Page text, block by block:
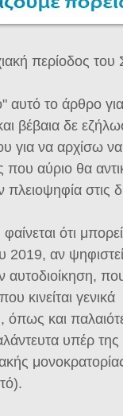
περίοδος του
αυτό το άρθρο
βέβαια δε
για να αρχίσω
που αύριο θα
στις
ότι
2019, αν
κινείται
όπως και
υπέρ